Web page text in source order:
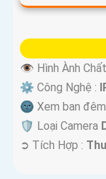
👁 Hình Ành
⚙ Công Nghệ :
🌚 Xem ban
🛡 Loại Camera
️➲ Tích Hợp :